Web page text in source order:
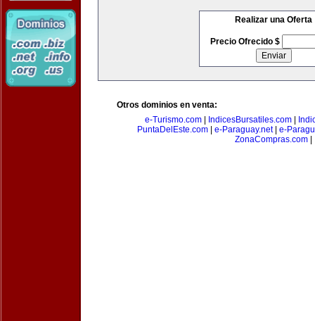
Realizar una Oferta
Precio Ofrecido $
Otros dominios en venta:
e-Turismo.com| IndicesBursatiles.com|
PuntaDelEste.com| e-Paraguay.net| e-
ZonaCompras.com